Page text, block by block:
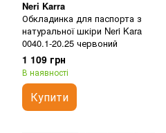
Neri Karra
Обкладинка для паспорта з
натуральної шкіри Neri Kara
0040.1-20.25 червоний
1 109 грн
В наявності
Купити